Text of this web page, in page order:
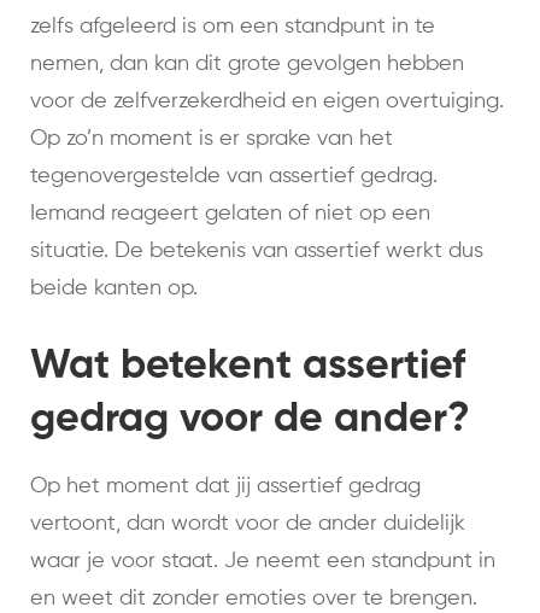
zelfs afgeleerd is om een standpunt in te
nemen, dan kan dit grote gevolgen hebben
voor de zelfverzekerdheid en eigen overtuiging.
Op zo’n moment is er sprake van het
tegenovergestelde van assertief gedrag.
Iemand reageert gelaten of niet op een
situatie. De betekenis van assertief werkt dus
beide kanten op.
Wat betekent assertief
gedrag voor de ander?
Op het moment dat jij assertief gedrag
vertoont, dan wordt voor de ander duidelijk
waar je voor staat. Je neemt een standpunt in
en weet dit zonder emoties over te brengen.